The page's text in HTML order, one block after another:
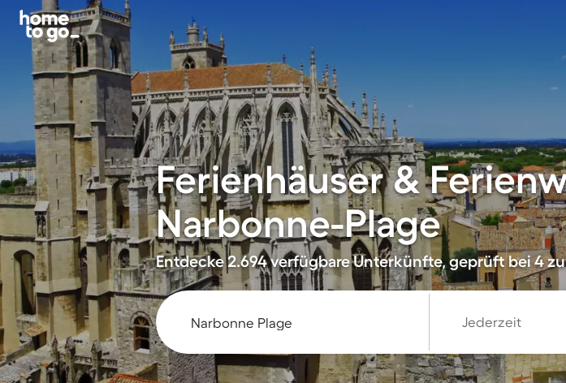
Ferienhäuser &
Narbonne-Plage
Entdecke 2.694 verfügbare Unterkünfte, geprüft bei 4
Jederzeit